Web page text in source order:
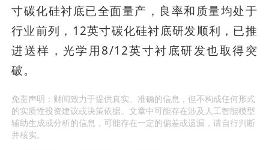
寸碳化硅衬底已全面量产，良率和质量均处于
行业前列，12英寸碳化硅衬底研发顺利，已推
进送样，光学用8/12英寸衬底研发也取得突
破。
免责声明：财闻致力于提供真实、准确的信息，但不构成任何形式
的实质性投资建议或决策依据。文章中可能存在涉及人工智能模型
辅助生成或分析的信息，可能存在一定的偏差或遗漏，请自行判断
并核实。